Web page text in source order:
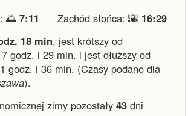
🌅 7:11 Zachód słońca: 🌇 16:29
18 min, jest krótszy od
godz. i 29 min. i jest dłuższy od
godz. i 36 min. (Czasy podano dla
).
zimy pozostały 43 dni